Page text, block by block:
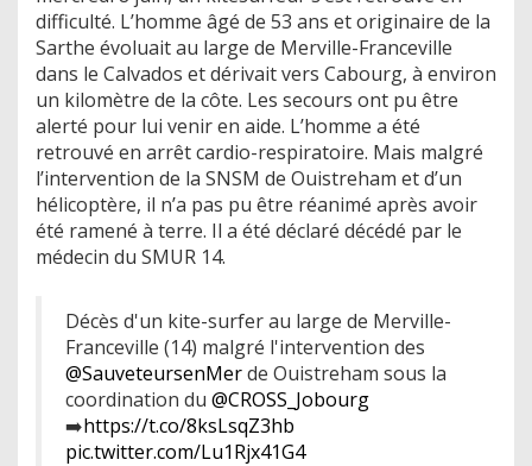
difficulté. L’homme âgé de 53 ans et originaire de la
Sarthe évoluait au large de Merville-Franceville
dans le Calvados et dérivait vers Cabourg, à environ
un kilomètre de la côte. Les secours ont pu être
alerté pour lui venir en aide. L’homme a été
retrouvé en arrêt cardio-respiratoire. Mais malgré
l’intervention de la SNSM de Ouistreham et d’un
hélicoptère, il n’a pas pu être réanimé après avoir
été ramené à terre. Il a été déclaré décédé par le
médecin du SMUR 14.
Décès d'un kite-surfer au large de Merville-
Franceville (14) malgré l'intervention des
@SauveteursenMerde Ouistreham sous la
coordination du @CROSS_Jobourg
➡️https://t.co/8ksLsqZ3hb
pic.twitter.com/Lu1Rjx41G4